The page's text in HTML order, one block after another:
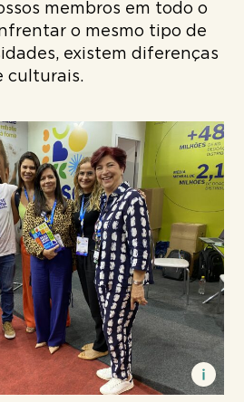
membros em todo o
o mesmo tipo de
existem diferenças
culturais.